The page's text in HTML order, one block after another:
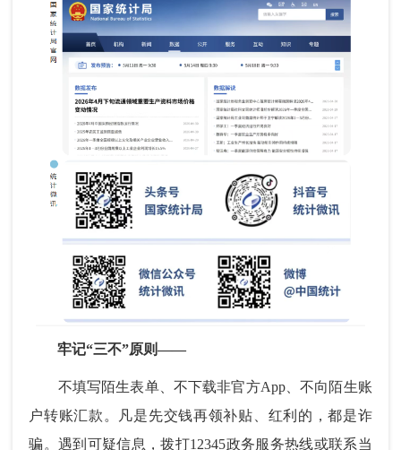
牢记“三不”原则——
不填写陌生表单、不下载非官方App、不向陌生账
户转账汇款。凡是先交钱再领补贴、红利的，都是诈
骗。遇到可疑信息，拨打12345政务服务热线或联系当